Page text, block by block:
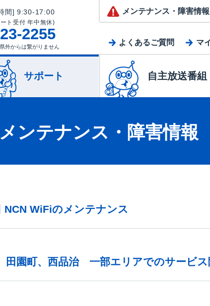
間] 9:30-17:00
ト受付 年中無休)
2255
外からは繋がりません
メンテナンス ・障害情報
よくあるご質問 マ
サポート 自主放送番組
メンテナンス・障害情報
NCN WiFiのメンテナンス
田園町、西品治 一部エリアでのサービス